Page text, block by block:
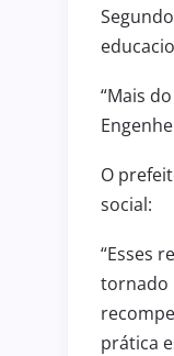
“Mais
O
social:
“Esses
tornado
prática